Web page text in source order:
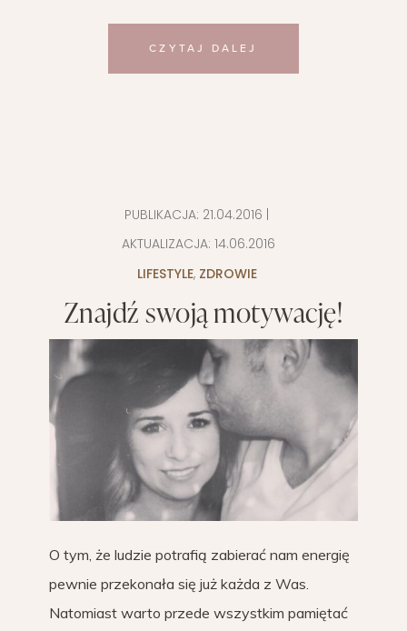
CZYTAJ DALEJ
PUBLIKACJA: 21.04.2016
AKTUALIZACJA: 14.06.2016
LIFESTYLE, ZDROWIE
Znajdź swoją motywację!
O tym, że ludzie potrafią zabierać nam energię
pewnie przekonała się już każda z Was.
Natomiast warto przede wszystkim pamiętać